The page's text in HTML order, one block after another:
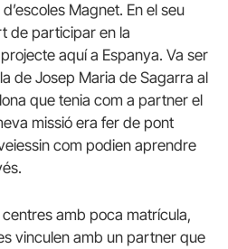
Magnet. En el seu
de participar en la
aquí a Espanya. Va ser
de Josep Maria de Sagarra al
que tenia com a partner el
missió era fer de pont
com podien aprendre
amb poca matrícula,
vinculen amb un partner que